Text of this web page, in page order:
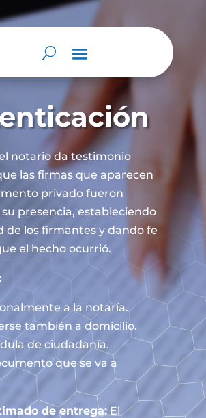
notario da testimonio
las firmas que aparecen
privado fueron
presencia, estableciendo
de los firmantes y dando fe
el hecho ocurrió.
a la notaría.
también a domicilio.
de ciudadanía.
que se va a
de entrega:El